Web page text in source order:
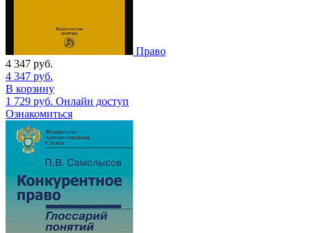
Право
4 347 руб.
4 347 руб.
В корзину
1 729 руб. Онлайн доступ
Ознакомиться